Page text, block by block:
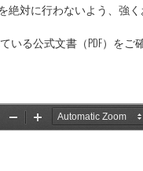
絶対に行わないよう、強く
る公式文書（PDF）をご